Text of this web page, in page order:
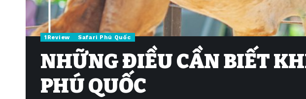
1Review Safari Phú Quốc
NHỮNG ĐIỀU CẦN BIẾT
PHÚ QUỐC